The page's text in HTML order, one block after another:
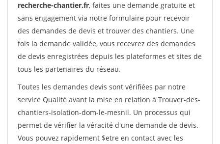
recherche-chantier.fr, faites une demande gratuite et
sans engagement via notre formulaire pour recevoir
des demandes de devis et trouver des chantiers. Une
fois la demande validée, vous recevrez des demandes
de devis enregistrées depuis les plateformes et sites de
tous les partenaires du réseau.
Toutes les demandes devis sont vérifiées par notre
service Qualité avant la mise en relation à Trouver-des-
chantiers-isolation-dom-le-mesnil. Un processus qui
permet de vérifier la véracité d'une demande de devis.
Vous pouvez rapidement $etre en contact avec les